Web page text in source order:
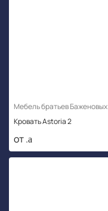
Мебель братьев Баженовых
Кровать Astoria 2
от .